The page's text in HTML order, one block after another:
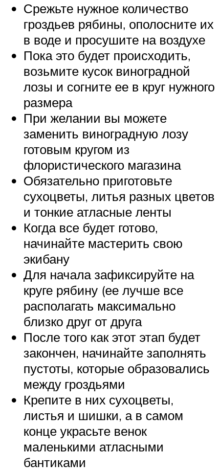
Срежьте нужное количество
гроздьев рябины, ополосните их
в воде и просушите на воздухе
Пока это будет происходить,
возьмите кусок виноградной
лозы и согните ее в круг нужного
размера
При желании вы можете
заменить виноградную лозу
готовым кругом из
флористического магазина
Обязательно приготовьте
сухоцветы, литья разных цветов
и тонкие атласные ленты
Когда все будет готово,
начинайте мастерить свою
экибану
Для начала зафиксируйте на
круге рябину (ее лучше все
располагать максимально
близко друг от друга
После того как этот этап будет
закончен, начинайте заполнять
пустоты, которые образовались
между гроздьями
Крепите в них сухоцветы,
листья и шишки, а в самом
конце украсьте венок
маленькими атласными
бантиками